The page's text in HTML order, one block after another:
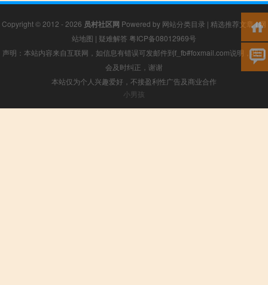
Copyright © 2012 - 2026 员村社区网 Powered by 网站分类目录 | 精选推荐文章|网
站地图 | 疑难解答 粤ICP备08012969号
声明：本站内容来自互联网，如信息有错误可发邮件到f_fb#foxmail.com说明，我们
会及时纠正，谢谢
本站仅为个人兴趣爱好，不接盈利性广告及商业合作
小男孩